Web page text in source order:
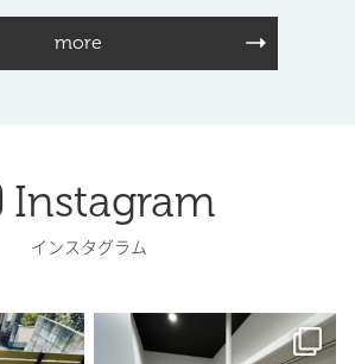
more
Instagram
インスタグラム